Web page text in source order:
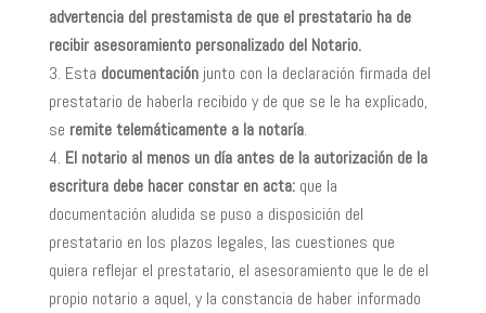
advertencia del prestamista de que el prestatario ha de
recibir asesoramiento personalizado del Notario.
Esta documentaciónjunto con la declaración firmada del
prestatario de haberla recibido y de que se le ha explicado,
se remite telemáticamente a la notaría.
El notario al menos un día antes de la autorización de la
escritura debe hacer constar en acta:que la
documentación aludida se puso a disposición del
prestatario en los plazos legales, las cuestiones que
quiera reflejar el prestatario, el asesoramiento que le de el
propio notario a aquel, y la constancia de haber informado